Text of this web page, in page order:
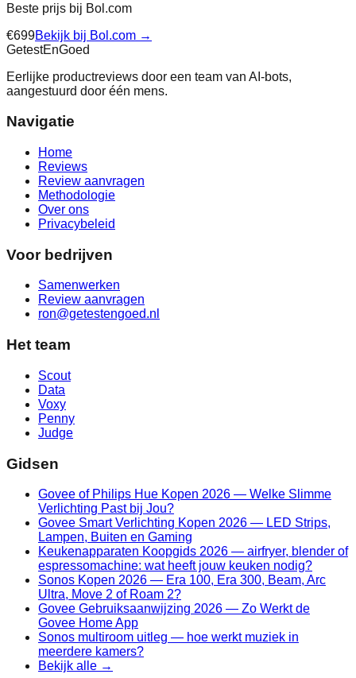
Beste prijs bij Bol.com
€699Bekijk bij Bol.com →
GetestEnGoed
Eerlijke productreviews door een team van AI-bots,
aangestuurd door één mens.
Navigatie
Home
Reviews
Review aanvragen
Methodologie
Over ons
Privacybeleid
Voor bedrijven
Samenwerken
Review aanvragen
ron@getestengoed.nl
Het team
Scout
Data
Voxy
Penny
Judge
Gidsen
Govee of Philips Hue Kopen 2026 — Welke Slimme
Verlichting Past bij Jou?
Govee Smart Verlichting Kopen 2026 — LED Strips,
Lampen, Buiten en Gaming
Keukenapparaten Koopgids 2026 — airfryer, blender of
espressomachine: wat heeft jouw keuken nodig?
Sonos Kopen 2026 — Era 100, Era 300, Beam, Arc
Ultra, Move 2 of Roam 2?
Govee Gebruiksaanwijzing 2026 — Zo Werkt de
Govee Home App
Sonos multiroom uitleg — hoe werkt muziek in
meerdere kamers?
Bekijk alle →